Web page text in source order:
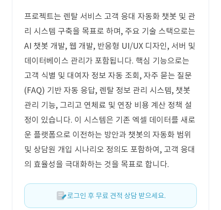
프로젝트는 렌탈 서비스 고객 응대 자동화 챗봇 및 관
리 시스템 구축을 목표로 하며, 주요 기술 스택으로는
AI 챗봇 개발, 웹 개발, 반응형 UI/UX 디자인, 서버 및
데이터베이스 관리가 포함됩니다. 핵심 기능으로는
고객 식별 및 대여자 정보 자동 조회, 자주 묻는 질문
(FAQ) 기반 자동 응답, 렌탈 정보 관리 시스템, 챗봇
관리 기능, 그리고 연체료 및 연장 비용 계산 정책 설
정이 있습니다. 이 시스템은 기존 엑셀 데이터를 새로
운 플랫폼으로 이전하는 방안과 챗봇의 자동화 범위
및 상담원 개입 시나리오 정의도 포함하여, 고객 응대
의 효율성을 극대화하는 것을 목표로 합니다.
로그인 후 무료 견적 상담 받으세요.